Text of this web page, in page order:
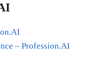
– Profession.AI